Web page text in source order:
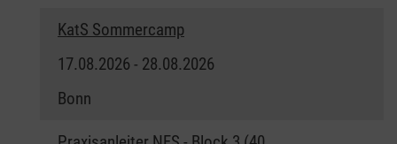
KatS Sommercamp
17.08.2026 - 28.08.2026
Bonn